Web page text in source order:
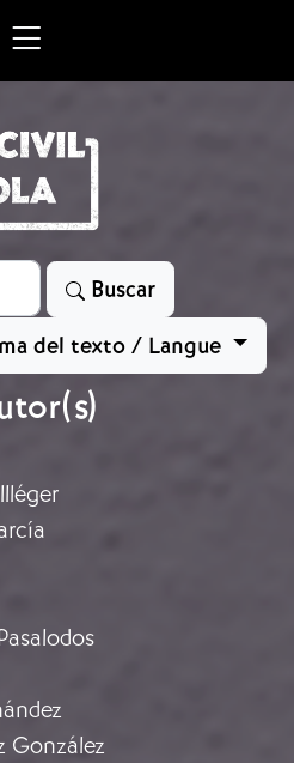
Buscar
del texto / Langue
González